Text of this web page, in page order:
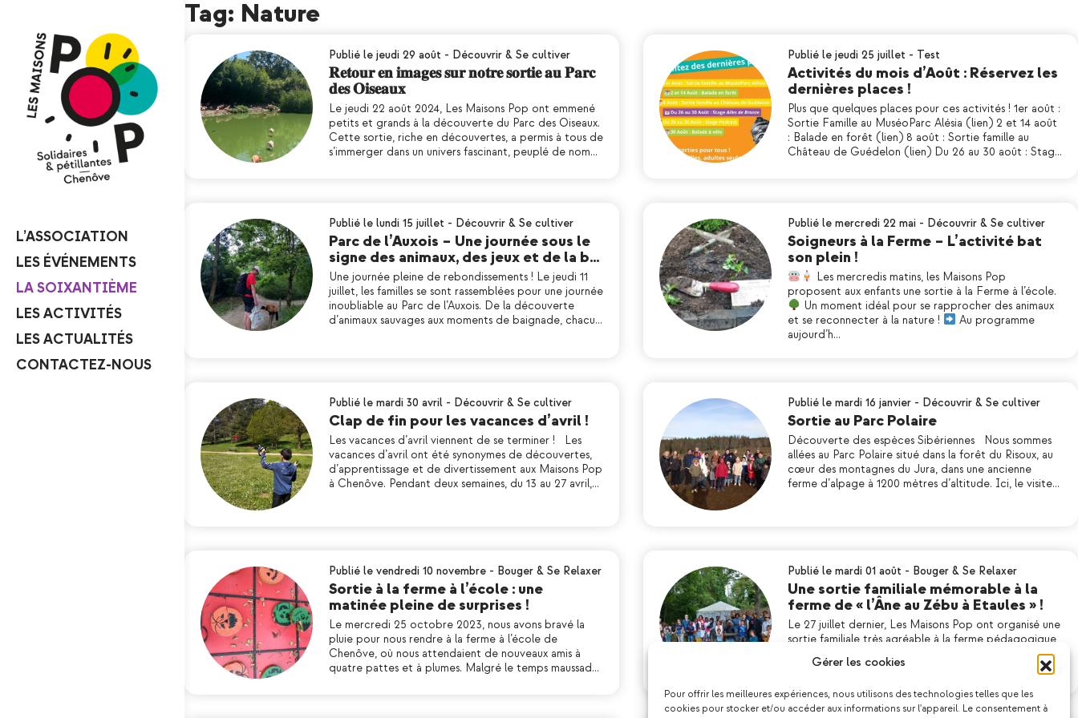
Gérer les cookies
Pour offrir les meilleures expériences, nous utilisons des technologies telles que les
cookies pour stocker et/ou accéder aux informations sur l'appareil. Le consentement à
L’ASSOCIATION
LES ÉVÉNEMENTS
LA SOIXANTIÈME
LES ACTIVITÉS
LES ACTUALITÉS
CONTACTEZ-NOUS
Tag: Nature
Publié le jeudi 29 août - Découvrir & Se cultiver
𝐑𝐞𝐭𝐨𝐮𝐫 𝐞𝐧 𝐢𝐦𝐚𝐠𝐞𝐬 𝐬𝐮𝐫 𝐧𝐨𝐭𝐫𝐞 𝐬𝐨𝐫𝐭𝐢𝐞 𝐚𝐮 𝐏𝐚𝐫𝐜
𝐝𝐞𝐬 𝐎𝐢𝐬𝐞𝐚𝐮𝐱
Le jeudi 22 août 2024, Les Maisons Pop ont emmené
petits et grands à la découverte du Parc des Oiseaux.
Cette sortie, riche en découvertes, a permis à tous de
s’immerger dans un univers fascinant, peuplé de nom…
Publié le jeudi 25 juillet - Test
Activités du mois d’Août : Réservez les
dernières places !
Plus que quelques places pour ces activités ! 1er août :
Sortie Famille au MuséoParc Alésia (lien) 2 et 14 août
: Balade en forêt (lien) 8 août : Sortie famille au
Château de Guédelon (lien) Du 26 au 30 août : Stag…
Publié le lundi 15 juillet - Découvrir & Se cultiver
Parc de l’Auxois – Une journée sous le
signe des animaux, des jeux et de la b…
Une journée pleine de rebondissements ! Le jeudi 11
juillet, les familles se sont rassemblées pour une journée
inoubliable au Parc de l’Auxois. De la découverte
d’animaux sauvages aux moments de baignade, chacu…
Publié le mercredi 22 mai - Découvrir & Se cultiver
Soigneurs à la Ferme – L’activité bat
son plein !
Les mercredis matins, les Maisons Pop
proposent aux enfants une sortie à la Ferme à l’école.
Un moment idéal pour se rapprocher des animaux
et se reconnecter à la nature !
Au programme
aujourd’h…
Publié le mardi 30 avril - Découvrir & Se cultiver
Clap de fin pour les vacances d’avril !
Les vacances d’avril viennent de se terminer ! Les
vacances d’avril ont été synonymes de découvertes,
d’apprentissage et de divertissement aux Maisons Pop
à Chenôve. Pendant deux semaines, du 13 au 27 avril,…
Publié le mardi 16 janvier - Découvrir & Se cultiver
Sortie au Parc Polaire
Découverte des espèces Sibériennes Nous sommes
allées au Parc Polaire situé dans la forêt du Risoux, au
cœur des montagnes du Jura, dans une ancienne
ferme d’alpage à 1200 mètres d’altitude. Ici, le visite…
Publié le vendredi 10 novembre - Bouger & Se Relaxer
Sortie à la ferme à l’école : une
matinée pleine de surprises !
Le mercredi 25 octobre 2023, nous avons bravé la
pluie pour nous rendre à la ferme à l’école de
Chenôve, où nous attendaient de nouveaux amis à
quatre pattes et à plumes. Malgré le temps maussad…
Publié le mardi 01 août - Bouger & Se Relaxer
Une sortie familiale mémorable à la
ferme de « l’Âne au Zébu à Etaules » !
Le 27 juillet dernier, Les Maisons Pop ont organisé une
sortie familiale très agréable à la ferme pédagogique
de l’Âne au Zébu, située à Étaules. Les participants ont
eu l’opportunité de découvrir et d’explorer la nature…